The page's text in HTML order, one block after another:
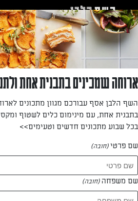
לאזור
תוכן
תחתון
הדס רדנסקי
—
המתכונים של
ארוחה שמכינים בתבנית אחת
השף הלבן אסף עבורכם מגוון מתכונים
בתבנית אחת, עם מינימום כלים לשטוף
בכל שבוע מתכונים חדשים וטעימים>>
שם פרטי(חובה)
שם משפחה (חובה)